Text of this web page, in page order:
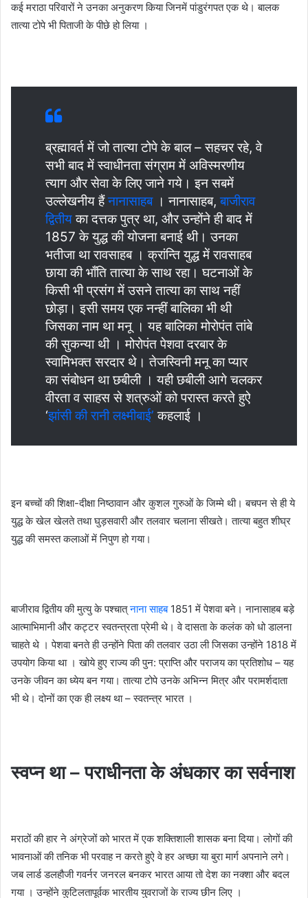
कई मराठा परिवारों ने उनका अनुकरण किया जिनमें पांडुरंगपत एक थे। बालक
तात्या टोपे भी पिताजी के पीछे हो लिया ।
ब्रह्मावर्त में जो तात्या टोपे के बाल – सहचर रहे, वे
सभी बाद में स्वाधीनता संग्राम में अविस्मरणीय
त्याग और सेवा के लिए जाने गये। इन सबमें
उल्लेखनीय हैंनानासाहब। नानासाहब,बाजीराव
द्वितीयका दत्तक पुत्र था, और उन्होंने ही बाद में
1857 के युद्ध की योजना बनाई थी। उनका
भतीजा था रावसाहब । क्रांन्ति युद्ध में रावसाहब
छाया की भाँति तात्या के साथ रहा। घटनाओं के
किसी भी प्रसंग में उसने तात्या का साथ नहीं
छोड़ा। इसी समय एक नन्हीं बालिका भी थी
जिसका नाम था मनू । यह बालिका मोरोपंत तांबे
की सुकन्या थी । मोरोपंत पेशवा दरबार के
स्वामिभक्त सरदार थे। तेजस्विनी मनू का प्यार
का संबोधन था छबीली । यही छबीली आगे चलकर
वीरता व साहस से शत्रुओं को परास्त करते हुऐ
‘झांसी की रानी लक्ष्मीबाई’ कहलाई ।
इन बच्चों की शिक्षा-दीक्षा निष्ठावान और कुशल गुरुओं के जिम्मे थी। बचपन से ही ये
युद्ध के खेल खेलते तथा घुड़सवारी और तलवार चलाना सीखते। तात्या बहुत शीघ्र
युद्ध की समस्त कलाओं में निपुण हो गया।
बाजीराव द्वितीय की मुत्यु के पश्चात्नाना साहब1851 में पेशवा बने। नानासाहब बड़े
आत्माभिमानी और कट्टर स्वतन्त्रता प्रेमी थे। वे दासता के कलंक को धो डालना
चाहते थे । पेशवा बनते ही उन्होंने पिता की तलवार उठा ली जिसका उन्होंने 1818 में
उपयोग किया था । खोये हुए राज्य की पुन: प्राप्ति और पराजय का प्रतिशोध – यह
उनके जीवन का ध्येय बन गया। तात्या टोपे उनके अभिन्न मित्र और परामर्शदाता
भी थे। दोनों का एक ही लक्ष्य था – स्वतन्त्र भारत ।
स्वप्न था – पराधीनता के अंधकार का सर्वनाश
मराठों की हार ने अंग्रेजों को भारत में एक शक्तिशाली शासक बना दिया। लोगों की
भावनाओं की तनिक भी परवाह न करते हुऐ वे हर अच्छा या बुरा मार्ग अपनाने लगे।
जब लार्ड डलहौजी गवर्नर जनरल बनकर भारत आया तो देश का नक्शा और बदल
गया । उन्होंने कुटिलतापूर्वक भारतीय युवराजों के राज्य छीन लिए ।